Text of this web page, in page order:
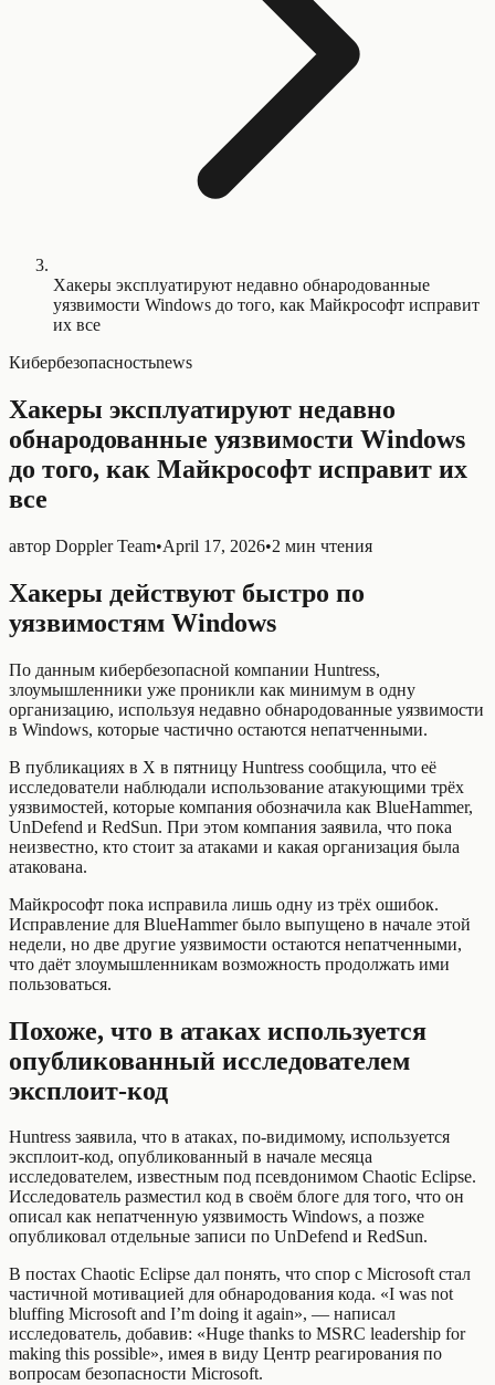
Хакеры эксплуатируют недавно обнародованные
уязвимости Windows до того, как Майкрософт исправит
их все
Кибербезопасностьnews
Хакеры эксплуатируют недавно
обнародованные уязвимости Windows
до того, как Майкрософт исправит их
все
автор Doppler Team•April 17, 2026•2 мин чтения
Хакеры действуют быстро по
уязвимостям Windows
По данным кибербезопасной компании Huntress,
злоумышленники уже проникли как минимум в одну
организацию, используя недавно обнародованные уязвимости
в Windows, которые частично остаются непатченными.
В публикациях в X в пятницу Huntress сообщила, что её
исследователи наблюдали использование атакующими трёх
уязвимостей, которые компания обозначила как BlueHammer,
UnDefend и RedSun. При этом компания заявила, что пока
неизвестно, кто стоит за атаками и какая организация была
атакована.
Майкрософт пока исправила лишь одну из трёх ошибок.
Исправление для BlueHammer было выпущено в начале этой
недели, но две другие уязвимости остаются непатченными,
что даёт злоумышленникам возможность продолжать ими
пользоваться.
Похоже, что в атаках используется
опубликованный исследователем
эксплоит-код
Huntress заявила, что в атаках, по-видимому, используется
эксплоит-код, опубликованный в начале месяца
исследователем, известным под псевдонимом Chaotic Eclipse.
Исследователь разместил код в своём блоге для того, что он
описал как непатченную уязвимость Windows, а позже
опубликовал отдельные записи по UnDefend и RedSun.
В постах Chaotic Eclipse дал понять, что спор с Microsoft стал
частичной мотивацией для обнародования кода. «I was not
bluffing Microsoft and I’m doing it again», — написал
исследователь, добавив: «Huge thanks to MSRC leadership for
making this possible», имея в виду Центр реагирования по
вопросам безопасности Microsoft.